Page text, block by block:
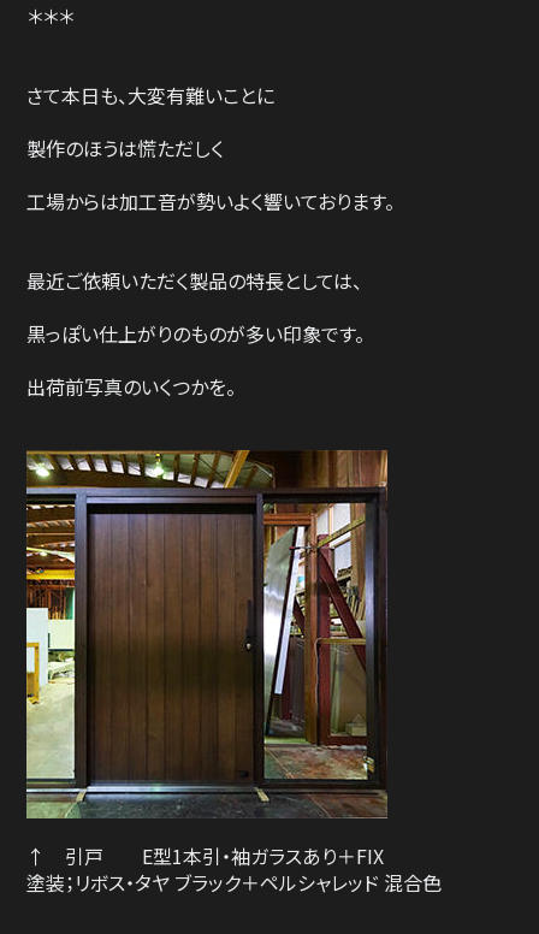
＊＊＊
さて本日も、大変有難いことに
製作のほうは慌ただしく
工場からは加工音が勢いよく響いております。
最近ご依頼いただく製品の特長としては、
黒っぽい仕上がりのものが多い印象です。
出荷前写真のいくつかを。
↑ 引戸 E型1本引・袖ガラスあり＋FIX
塗装；リボス・タヤ ブラック＋ペルシャレッド 混合色